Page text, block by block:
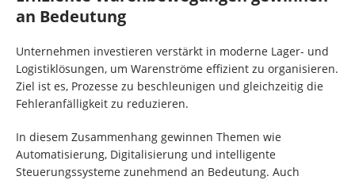
an Bedeutung
Unternehmen investieren verstärkt in moderne Lager- und
Logistiklösungen, um Warenströme effizient zu organisieren.
Ziel ist es, Prozesse zu beschleunigen und gleichzeitig die
Fehleranfälligkeit zu reduzieren.
In diesem Zusammenhang gewinnen Themen wie
Automatisierung, Digitalisierung und intelligente
Steuerungssysteme zunehmend an Bedeutung. Auch